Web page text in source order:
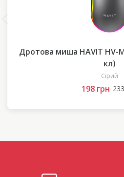
Дротова миша HAVIT HV-
кл)
Сірий
198 грн